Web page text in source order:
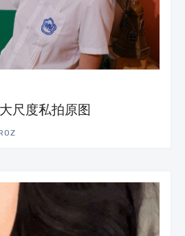
尺度私拍原图